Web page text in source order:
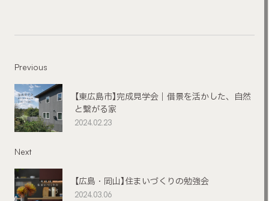
Previous
【東広島市】完成見学会｜借景を活かした、自然
と繋がる家
2024.02.23
Next
【広島・岡山】住まいづくりの勉強会
2024.03.06